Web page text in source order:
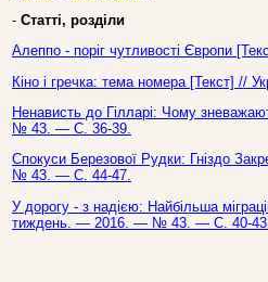
- Статті, розділи
Алеппо - поріг чутливості Європи
Кіно і гречка: тема номера [Текст]
Ненависть до Гілларі: Чому
№ 43. — С. 36-39.
Спокуси Березової Рудки: Гніздо
№ 43. — С. 44-47.
У дорогу - з надією: Найбільша
тиждень. — 2016. — № 43. — С. 40-43.